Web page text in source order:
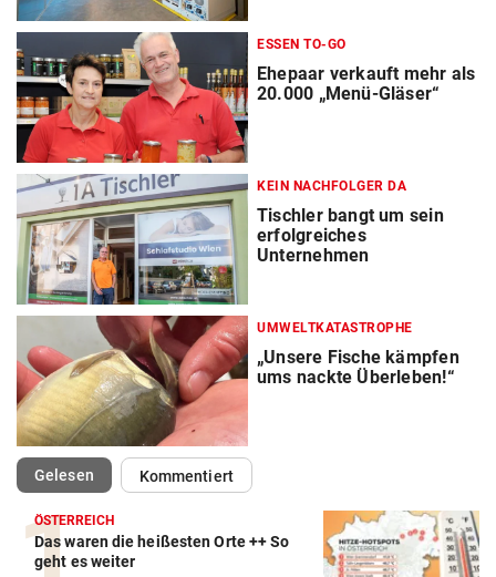
ESSEN TO-GO
Ehepaar verkauft mehr als
20.000 „Menü-Gläser“
KEIN NACHFOLGER DA
Tischler bangt um sein
erfolgreiches
Unternehmen
UMWELTKATASTROPHE
„Unsere Fische kämpfen
ums nackte Überleben!“
Gelesen(ausgewählt)Kommentiert
ÖSTERREICH
Das waren die heißesten Orte ++ So
geht es weiter